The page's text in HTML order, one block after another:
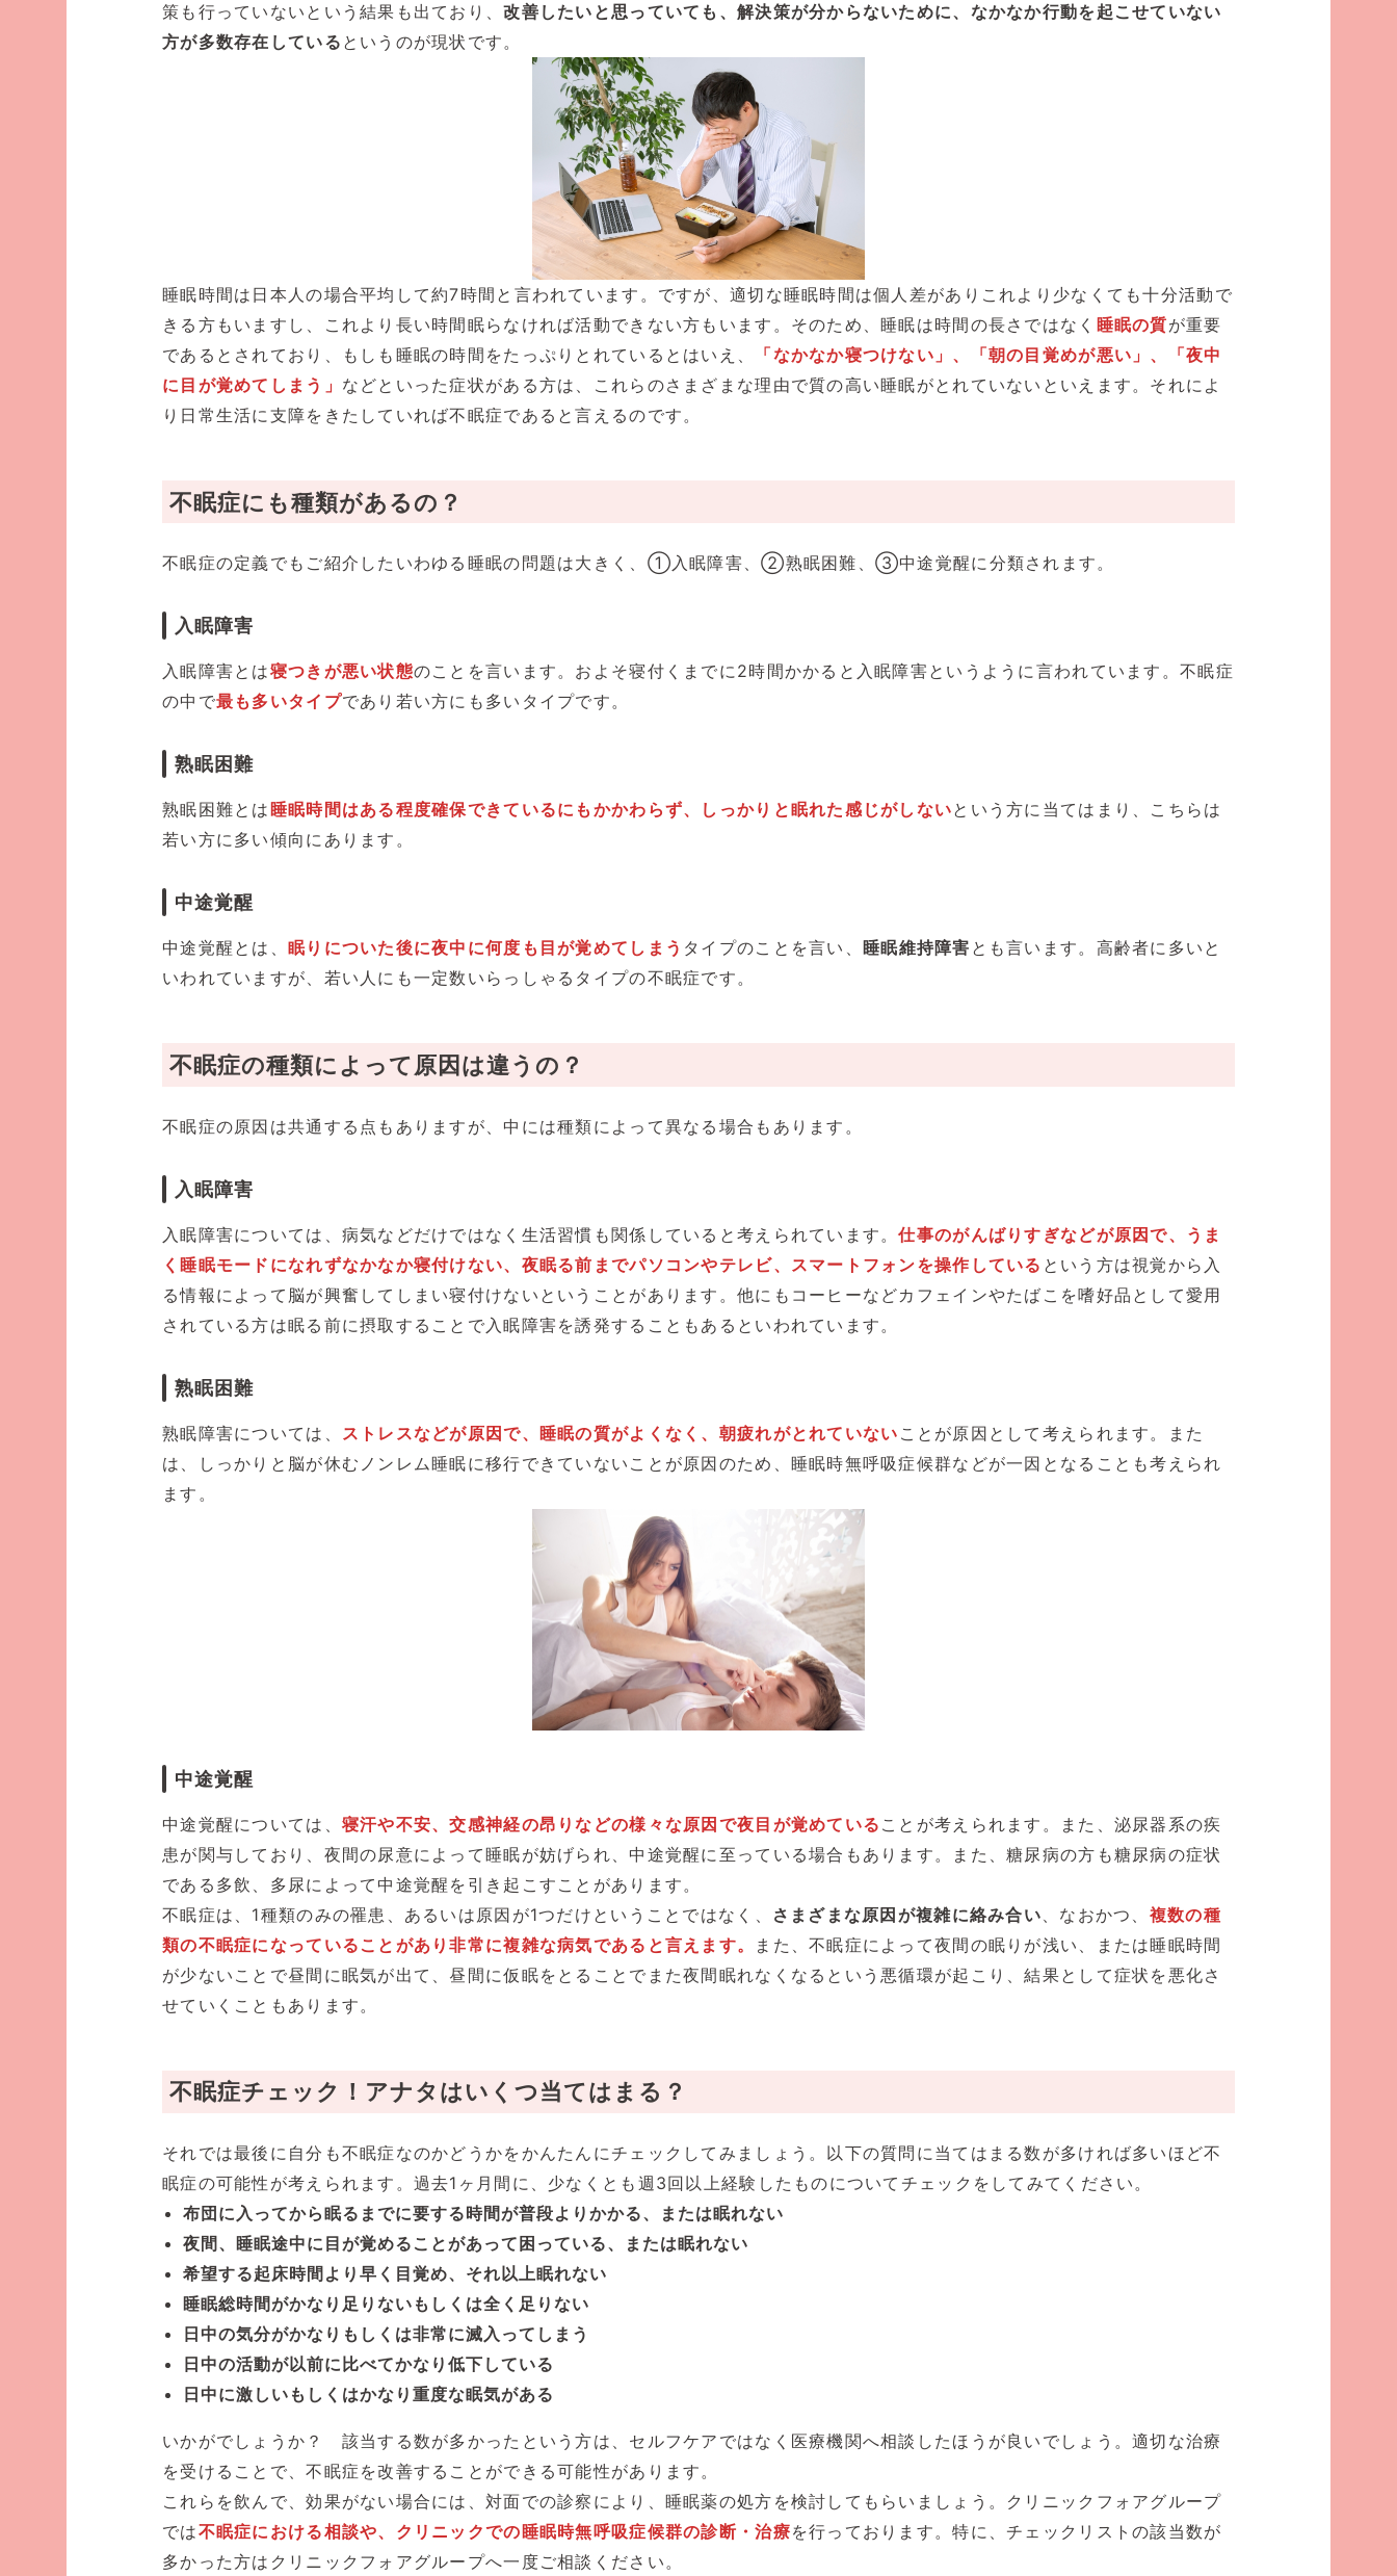
策も行っていないという結果も出ており、改善したいと思っていても、解決策が分からないために、なかなか行動を起こせていない
方が多数存在している というのが現状です。
睡眠時間は日本人の場合平均して約7時間と言われています。ですが、適切な睡眠時間は個人差がありこれより少なくても十分活動で
きる方もいますし、これより長い時間眠らなければ活動できない方もいます。そのため、睡眠は時間の長さではなく 睡眠の質が重要
であるとされており、もしも睡眠の時間をたっぷりとれているとはいえ、
「なかなか寝つけない」、「朝の目覚めが悪い」、「夜中
に目が覚めてしまう」 などといった症状がある方は、これらのさまざまな理由で質の高い睡眠がとれていないといえます。それによ
り日常生活に支障をきたしていれば不眠症であると言えるのです。
不眠症にも種類があるの？
不眠症の定義でもご紹介したいわゆる睡眠の問題は大きく、①入眠障害、②熟眠困難、③中途覚醒に分類されます。
入眠障害
入眠障害とは寝つきが悪い状態のことを言います。およそ寝付くまでに2時間かかると入眠障害というように言われています。不眠症
の中で最も多いタイプであり若い方にも多いタイプです。
熟眠困難
熟眠困難とは 睡眠時間はある程度確保できているにもかかわらず、しっかりと眠れた感じがしないという方に当てはまり、こちらは
若い方に多い傾向にあります。
中途覚醒
中途覚醒とは、 眠りについた後に夜中に何度も目が覚めてしまう タイプのことを言い、 睡眠維持障害 とも言います。高齢者に多いと
いわれていますが、若い人にも一定数いらっしゃるタイプの不眠症です。
不眠症の種類によって原因は違うの？
不眠症の原因は共通する点もありますが、中には種類によって異なる場合もあります。
入眠障害
入眠障害については、病気などだけではなく生活習慣も関係していると考えられています。仕事のがんばりすぎなどが原因で、うま
く睡眠モードになれずなかなか寝付けない、夜眠る前までパソコンやテレビ、スマートフォンを操作している という方は視覚から入
る情報によって脳が興奮してしまい寝付けないということがあります。他にもコーヒーなどカフェインやたばこを嗜好品として愛用
されている方は眠る前に摂取することで入眠障害を誘発することもあるといわれています。
熟眠困難
熟眠障害については、 ストレスなどが原因で、睡眠の質がよくなく、朝疲れがとれていない ことが原因として考えられます。また
は、しっかりと脳が休むノンレム睡眠に移行できていないことが原因のため、睡眠時無呼吸症候群などが一因となることも考えられ
ます。
中途覚醒
中途覚醒については、 寝汗や不安、交感神経の昂りなどの様々な原因で夜目が覚めている ことが考えられます。また、泌尿器系の疾
患が関与しており、夜間の尿意によって睡眠が妨げられ、中途覚醒に至っている場合もあります。また、糖尿病の方も糖尿病の症状
である多飲、多尿によって中途覚醒を引き起こすことがあります。
不眠症は、1種類のみの罹患、あるいは原因が1つだけということではなく、
さまざまな原因が複雑に絡み合い 、なおかつ、 複数の種
類の不眠症になっていることがあり非常に複雑な病気であると言えます。
また、不眠症によって夜間の眠りが浅い、または睡眠時間
が少ないことで昼間に眠気が出て、昼間に仮眠をとることでまた夜間眠れなくなるという悪循環が起こり、結果として症状を悪化さ
せていくこともあります。
不眠症チェック！アナタはいくつ当てはまる？
それでは最後に自分も不眠症なのかどうかをかんたんにチェックしてみましょう。以下の質問に当てはまる数が多ければ多いほど不
眠症の可能性が考えられます。過去1ヶ月間に、少なくとも週3回以上経験したものについてチェックをしてみてください。
布団に入ってから眠るまでに要する時間が普段よりかかる、または眠れない
夜間、睡眠途中に目が覚めることがあって困っている、または眠れない
希望する起床時間より早く目覚め、それ以上眠れない
睡眠総時間がかなり足りないもしくは全く足りない
日中の気分がかなりもしくは非常に滅入ってしまう
日中の活動が以前に比べてかなり低下している
日中に激しいもしくはかなり重度な眠気がある
いかがでしょうか？ 該当する数が多かったという方は、セルフケアではなく医療機関へ相談したほうが良いでしょう。適切な治療
を受けることで、不眠症を改善することができる可能性があります。
これらを飲んで、効果がない場合には、対面での診察により、睡眠薬の処方を検討してもらいましょう。クリニックフォアグループ
では不眠症における相談や、クリニックでの睡眠時無呼吸症候群の診断・治療を行っております。特に、チェックリストの該当数が
多かった方はクリニックフォアグループへ一度ご相談ください。